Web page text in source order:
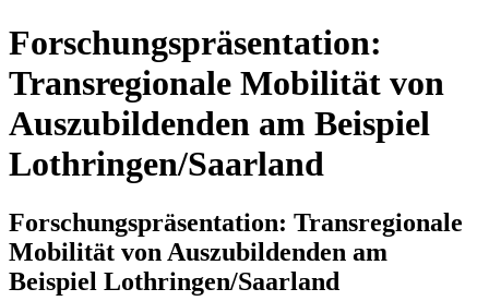
Forschungspräsentation:
Transregionale Mobilität von
Auszubildenden am Beispiel
Lothringen/Saarland
Forschungspräsentation: Transregionale
Mobilität von Auszubildenden am
Beispiel Lothringen/Saarland